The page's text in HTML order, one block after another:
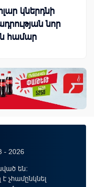
կներդնի
նոր
համար
2026
են:
չհամընկնել